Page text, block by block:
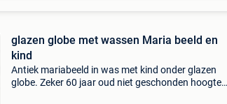
glazen globe met wassen Maria beeld en
kind
Antiek mariabeeld in was met kind onder glazen
globe. Zeker 60 jaar oud niet geschonden hoogte